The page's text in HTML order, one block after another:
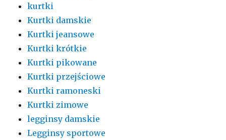
kurtki
Kurtki damskie
Kurtki jeansowe
Kurtki krótkie
Kurtki pikowane
Kurtki przejściowe
Kurtki ramoneski
Kurtki zimowe
legginsy damskie
Legginsy sportowe